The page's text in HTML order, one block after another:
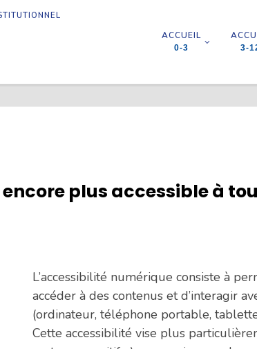
ACCUEIL
0-3 3-
plus accessible à
L’accessibilité numérique consiste à
accéder à des contenus et d’interagir
(ordinateur, téléphone portable,
Cette accessibilité vise plus